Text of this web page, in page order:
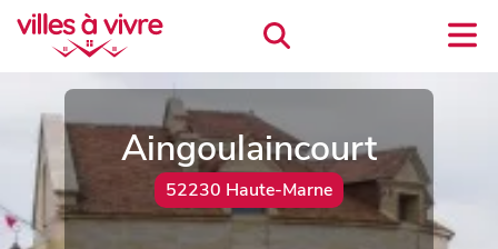
Aingoulaincourt
52230 Haute-Marne